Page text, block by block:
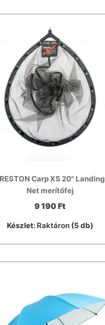
Carp XS 20" Landing
Net merítőfej
9 190 Ft
Készlet: Raktáron(5 db)